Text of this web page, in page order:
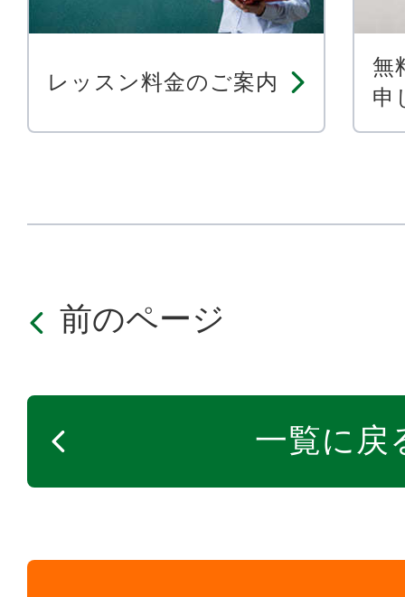
レッスン料金のご案内
無
申
前のページ
一覧に戻